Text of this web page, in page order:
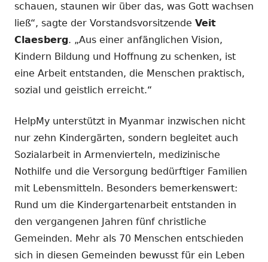
schauen, staunen wir über das, was Gott wachsen
ließ“, sagte der Vorstandsvorsitzende Veit
Claesberg. „Aus einer anfänglichen Vision,
Kindern Bildung und Hoffnung zu schenken, ist
eine Arbeit entstanden, die Menschen praktisch,
sozial und geistlich erreicht.“
HelpMy unterstützt in Myanmar inzwischen nicht
nur zehn Kindergärten, sondern begleitet auch
Sozialarbeit in Armenvierteln, medizinische
Nothilfe und die Versorgung bedürftiger Familien
mit Lebensmitteln. Besonders bemerkenswert:
Rund um die Kindergartenarbeit entstanden in
den vergangenen Jahren fünf christliche
Gemeinden. Mehr als 70 Menschen entschieden
sich in diesen Gemeinden bewusst für ein Leben